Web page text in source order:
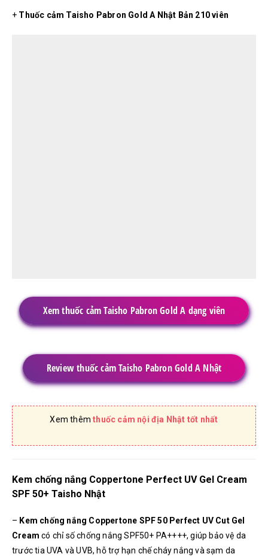
+ Thuốc cảm Taisho Pabron Gold A Nhật Bản 210 viên
Xem thuốc cảm Taisho Pabron Gold A dạng viên
Review thuốc cảm Taisho Pabron Gold A Nhật
Xem thêmthuốc cảm nội địa Nhật tốt nhất
Kem chống nắng Coppertone Perfect UV Gel Cream
SPF 50+ Taisho Nhật
– Kem chống nắng Coppertone SPF 50 Perfect UV Cut Gel
Cream có chỉ số chống nắng SPF50+ PA++++, giúp bảo vệ da
trước tia UVA và UVB, hỗ trợ hạn chế cháy nắng và sạm da